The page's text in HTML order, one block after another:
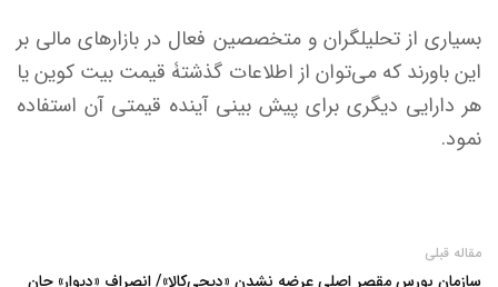
بسیاری از تحلیلگران و متخصصین فعال در بازار‌های مالی بر
این باورند که می‌توان از اطلاعات گذشتۀ قیمت بیت کوین یا
هر دارایی دیگری برای پیش بینی آینده قیمتی آن استفاده
نمود.
مقاله قبلی
سازمان بورس مقصر اصلی عرضه نشدن «دیجی‌کالا»/ انصراف «دیوار» جان